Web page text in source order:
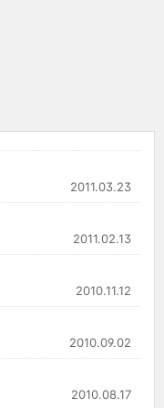
2011.03.23
2011.02.13
2010.11.12
2010.09.02
2010.08.17